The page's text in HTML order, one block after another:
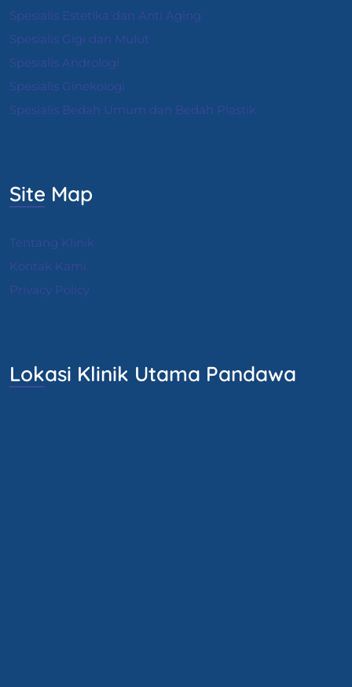
Spesialis Estetika dan Anti Aging
Spesialis Gigi dan Mulut
Spesialis Andrologi
Spesialis Ginekologi
Spesialis Bedah Umum dan Bedah Plastik
Site Map
Tentang Klinik
Kontak Kami
Privacy Policy
Lokasi Klinik Utama Pandawa